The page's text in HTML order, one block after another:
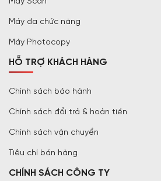
Máy đa chức năng
Máy Photocopy
HỖ TRỢ KHÁCH HÀNG
Chính sách bảo hành
Chính sách đổi trả & hoàn tiền
Chính sách vận chuyển
Tiêu chí bán hàng
CHÍNH SÁCH CÔNG TY